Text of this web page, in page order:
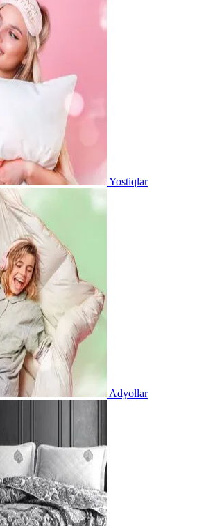
Yostiqlar
Adyollar